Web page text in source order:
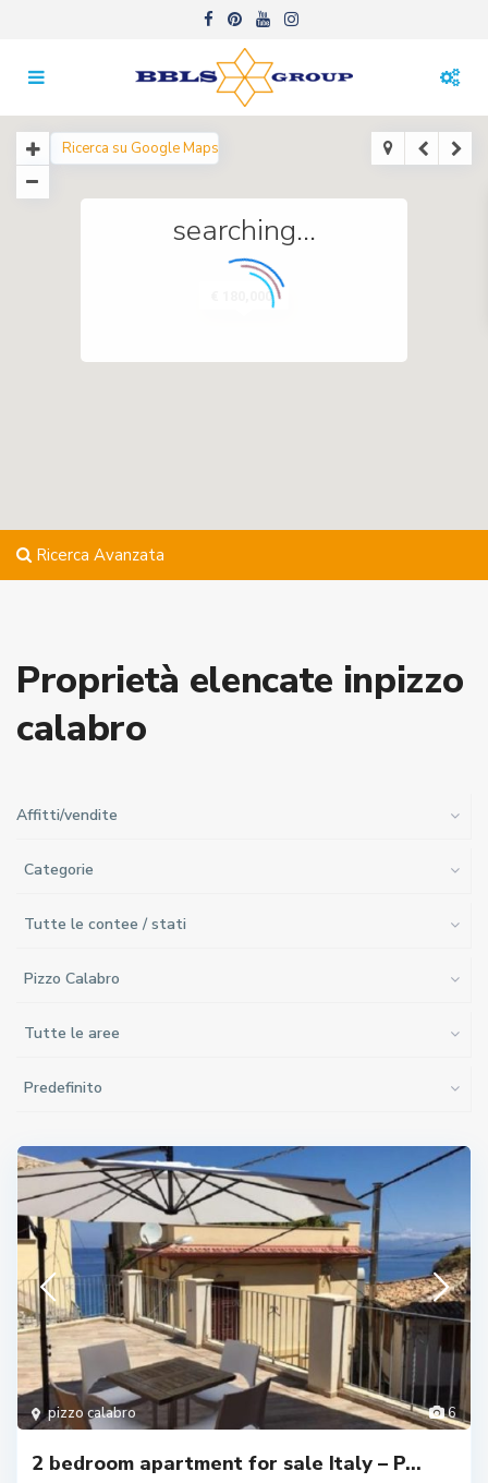
€ 180,000
searching...
Ricerca Avanzata
Proprietà elencate inpizzo
calabro
Affitti/vendite
Categorie
Tutte le contee / stati
Pizzo Calabro
Tutte le aree
Predefinito
6
pizzo calabro
2 bedroom apartment for sale Italy – P...